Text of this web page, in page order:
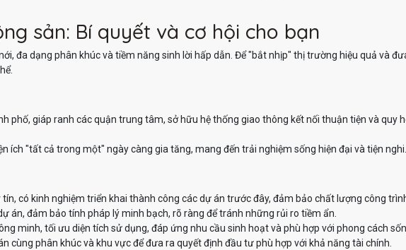
sản: Bí quyết và cơ hội cho bạn
đa dạng phân khúc và tiềm năng sinh lời hấp dẫn. Để "bắt nhịp" thị trường hiệu quả và
phố, giáp ranh các quận trung tâm, sở hữu hệ thống giao thông kết nối thuận tiện và quy
ích "tất cả trong một" ngày càng gia tăng, mang đến trải nghiệm sống hiện đại và tiện nghi.
có kinh nghiệm triển khai thành công các dự án trước đây, đảm bảo chất lượng công
án, đảm bảo tính pháp lý minh bạch, rõ ràng để tránh những rủi ro tiềm ẩn.
minh, tối ưu diện tích sử dụng, đáp ứng nhu cầu sinh hoạt và phù hợp với phong cách
cùng phân khúc và khu vực để đưa ra quyết định đầu tư phù hợp với khả năng tài chính.